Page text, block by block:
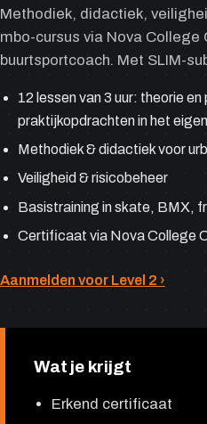
Methodiek, didactiek,
mbo-cursus via Nova College
buurtsportcoach. Met SLIM-
12 lessen van 3 uur: theorie
praktijkopdrachten in het
Methodiek & didactiek voor
Veiligheid & risicobeheer
Basistraining in skate, BMX,
Certificaat via Nova College
Aanmelden voor Level 2 ›
Wat je krijgt
Erkend certificaat